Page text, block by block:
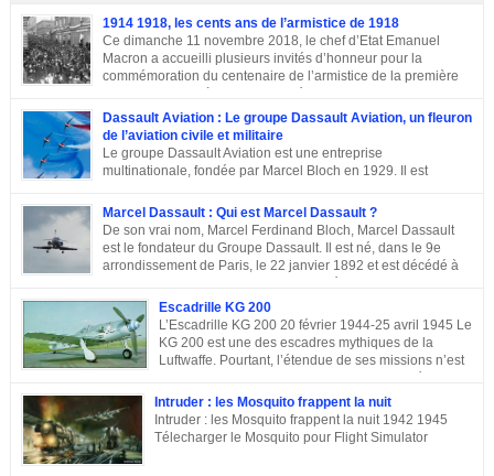
1914 1918, les cents ans de l’armistice de 1918
Ce dimanche 11 novembre 2018, le chef d’Etat Emanuel
Macron a accueilli plusieurs invités d’honneur pour la
commémoration du centenaire de l’armistice de la première
guerre mondiale à Paris.A L’Elysée, environ 70 chefs d’Etats
et dirigeants ont célébré la cérémonie des cents ans de l’armistice de 1918.
Après une semaine mémorielle les célébrations se sont poursuivies par
une commémoraison à l’Arc de triomphe et un discours du président
Emmanuel Macron.
Dassault Aviation : Le groupe Dassault Aviation, un fleuron
de l’aviation civile et militaire
Le groupe Dassault Aviation est une entreprise
multinationale, fondée par Marcel Bloch en 1929. Il est
entre les mains de la famille de son fondateur et qui porte encore son nom,
Marcel Bloch ayant changé son nom en Dassault en 1946. Retour sur le
parcours de ce fleuron de l’aviation civile et militaire. De la première guerre
mondiale à la Course aux Armements Au début de la première guerre
mondiale, Marcel Bloch a créé la Société d’études aéronautiques avec son
Marcel Dassault : Qui est Marcel Dassault ?
De son vrai nom, Marcel Ferdinand Bloch, Marcel Dassault
est le fondateur du Groupe Dassault. Il est né, dans le 9e
arrondissement de Paris, le 22 janvier 1892 et est décédé à
également été un entrepreneur et un homme politique français. Enfance et
famille de Marcel Dassault Dernier enfant d’Adolphe Bloch et de Noémie
Allatini, Marcel avait trois frères ainés. Le premier est mort à son jeune âge,
le second, Darius Paul Bloch est devenu générale d’armée et le troisième,
René était chirurgien à Paris avant d’être exécuté en déportation […]
Escadrille KG 200
L’Escadrille KG 200 20 février 1944-25 avril 1945 Le
KG 200 est une des escadres mythiques de la
Luftwaffe. Pourtant, l’étendue de ses missions n’est
des missions très différentes selon les centres d’intérêts : patrouille
maritime, Mistel ou missions secrètes. Partons du commencement : le nom.
La désignation KG 200, KampfGeschwader 200, signifie littéralement »
escadre de combat n°200 « . » Escadre de combat « , c’est un peu vague.
Donc il n’y a pas a priori de limites aux missions du KG 200, sous cette
Intruder : les Mosquito frappent la nuit
Intruder : les Mosquito frappent la nuit 1942 1945
Télecharger le Mosquito pour Flight Simulator